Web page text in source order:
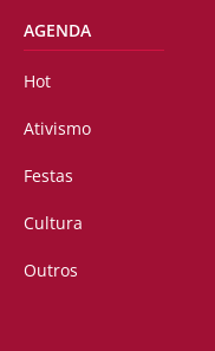
AGENDA
Hot
Ativismo
Festas
Cultura
Outros